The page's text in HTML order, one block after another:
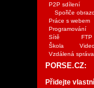
P2P sdílení
Spořiče
Práce s webem
Programování
Sítě
FTP
Škola
Vzdálená správa
PORSE.CZ:
Přidejte